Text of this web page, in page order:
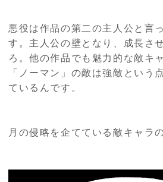
悪役は作品の第二の主人公と言
す。主人公の壁となり、成長さ
ろ。他の作品でも魅力的な敵キ
「ノーマン」の敵は強敵という
ているんです。
月の侵略を企てている敵キャラ